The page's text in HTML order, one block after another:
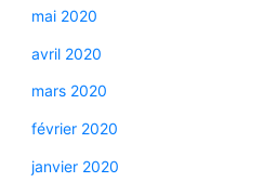
mai 2020
avril 2020
mars 2020
février 2020
janvier 2020